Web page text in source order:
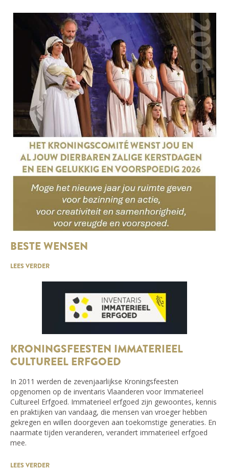
BESTE WENSEN
LEES VERDER
KRONINGSFEESTEN IMMATERIEEL
CULTUREEL ERFGOED
In 2011 werden de zevenjaarlijkse Kroningsfeesten
opgenomen op de inventaris Vlaanderen voor Immaterieel
Cultureel Erfgoed. Immaterieel erfgoed zijn gewoontes, kennis
en praktijken van vandaag, die mensen van vroeger hebben
gekregen en willen doorgeven aan toekomstige generaties. En
naarmate tijden veranderen, verandert immaterieel erfgoed
mee.
LEES VERDER